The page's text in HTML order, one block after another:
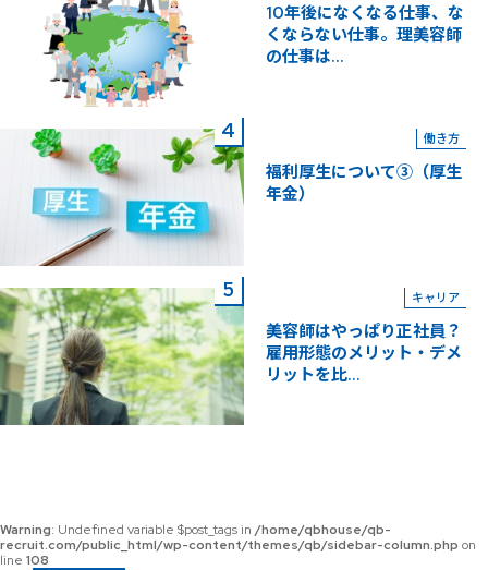
10年後になくなる仕事、な
くならない仕事。理美容師
の仕事は...
働き方
福利厚生について③（厚生
年金）
キャリア
美容師はやっぱり正社員？
雇用形態のメリット・デメ
リットを比...
Warning: Undefined variable $post_tags in /home/qbhouse/qb-
recruit.com/public_html/wp-content/themes/qb/sidebar-column.php on
line 108